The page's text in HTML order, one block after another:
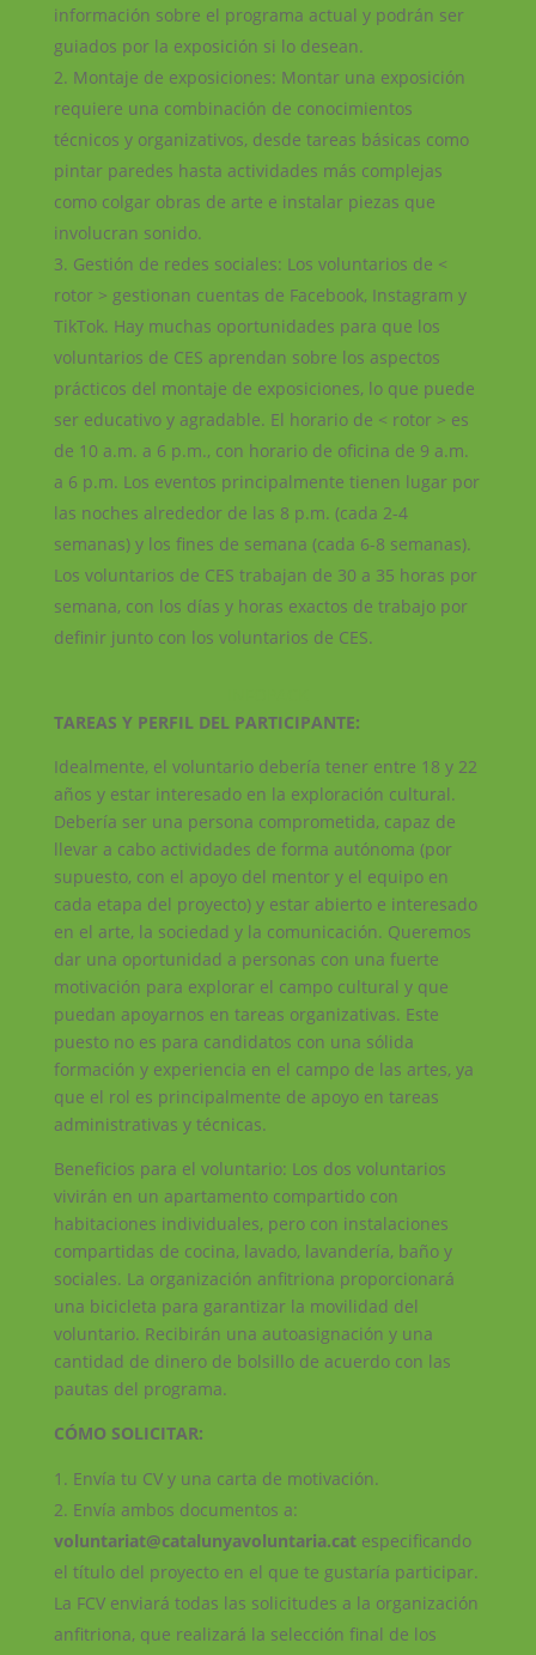
información sobre el programa actual y podrán ser
guiados por la exposición si lo desean.
Montaje de exposiciones: Montar una exposición
requiere una combinación de conocimientos
técnicos y organizativos, desde tareas básicas como
pintar paredes hasta actividades más complejas
como colgar obras de arte e instalar piezas que
involucran sonido.
Gestión de redes sociales: Los voluntarios de <
rotor > gestionan cuentas de Facebook, Instagram y
TikTok. Hay muchas oportunidades para que los
voluntarios de CES aprendan sobre los aspectos
prácticos del montaje de exposiciones, lo que puede
ser educativo y agradable. El horario de < rotor > es
de 10 a.m. a 6 p.m., con horario de oficina de 9 a.m.
a 6 p.m. Los eventos principalmente tienen lugar por
las noches alrededor de las 8 p.m. (cada 2-4
semanas) y los fines de semana (cada 6-8 semanas).
Los voluntarios de CES trabajan de 30 a 35 horas por
semana, con los días y horas exactos de trabajo por
definir junto con los voluntarios de CES.
TAREAS Y PERFIL DEL PARTICIPANTE:
Idealmente, el voluntario debería tener entre 18 y 22
años y estar interesado en la exploración cultural.
Debería ser una persona comprometida, capaz de
llevar a cabo actividades de forma autónoma (por
supuesto, con el apoyo del mentor y el equipo en
cada etapa del proyecto) y estar abierto e interesado
en el arte, la sociedad y la comunicación. Queremos
dar una oportunidad a personas con una fuerte
motivación para explorar el campo cultural y que
puedan apoyarnos en tareas organizativas. Este
puesto no es para candidatos con una sólida
formación y experiencia en el campo de las artes, ya
que el rol es principalmente de apoyo en tareas
administrativas y técnicas.
Beneficios para el voluntario: Los dos voluntarios
vivirán en un apartamento compartido con
habitaciones individuales, pero con instalaciones
compartidas de cocina, lavado, lavandería, baño y
sociales. La organización anfitriona proporcionará
una bicicleta para garantizar la movilidad del
voluntario. Recibirán una autoasignación y una
cantidad de dinero de bolsillo de acuerdo con las
pautas del programa.
CÓMO SOLICITAR:
Envía tu CV y una carta de motivación.
Envía ambos documentos a:
voluntariat@catalunyavoluntaria.catespecificando
el título del proyecto en el que te gustaría participar.
La FCV enviará todas las solicitudes a la organización
anfitriona, que realizará la selección final de los